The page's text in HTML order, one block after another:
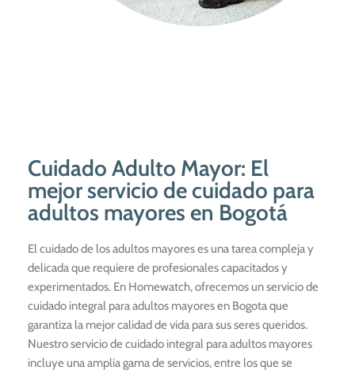
Cuidado Adulto Mayor: El
mejor servicio de cuidado para
adultos mayores en Bogotá
El cuidado de los adultos mayores es una tarea compleja y
delicada que requiere de profesionales capacitados y
experimentados. En Homewatch, ofrecemos un servicio de
cuidado integral para adultos mayores en Bogota que
garantiza la mejor calidad de vida para sus seres queridos.
Nuestro servicio de cuidado integral para adultos mayores
incluye una amplia gama de servicios, entre los que se